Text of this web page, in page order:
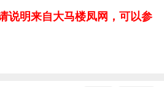
说明来自大马楼凤网，可以参